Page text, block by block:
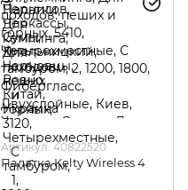
Артикул: 40822520
Палатка Kelty Wireless 4